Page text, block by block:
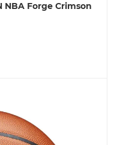
NBA Forge Crimson